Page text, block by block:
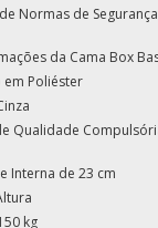
Normas de Segurança
da Cama Box
Poliéster
Qualidade
Interna de 23 cm
kg